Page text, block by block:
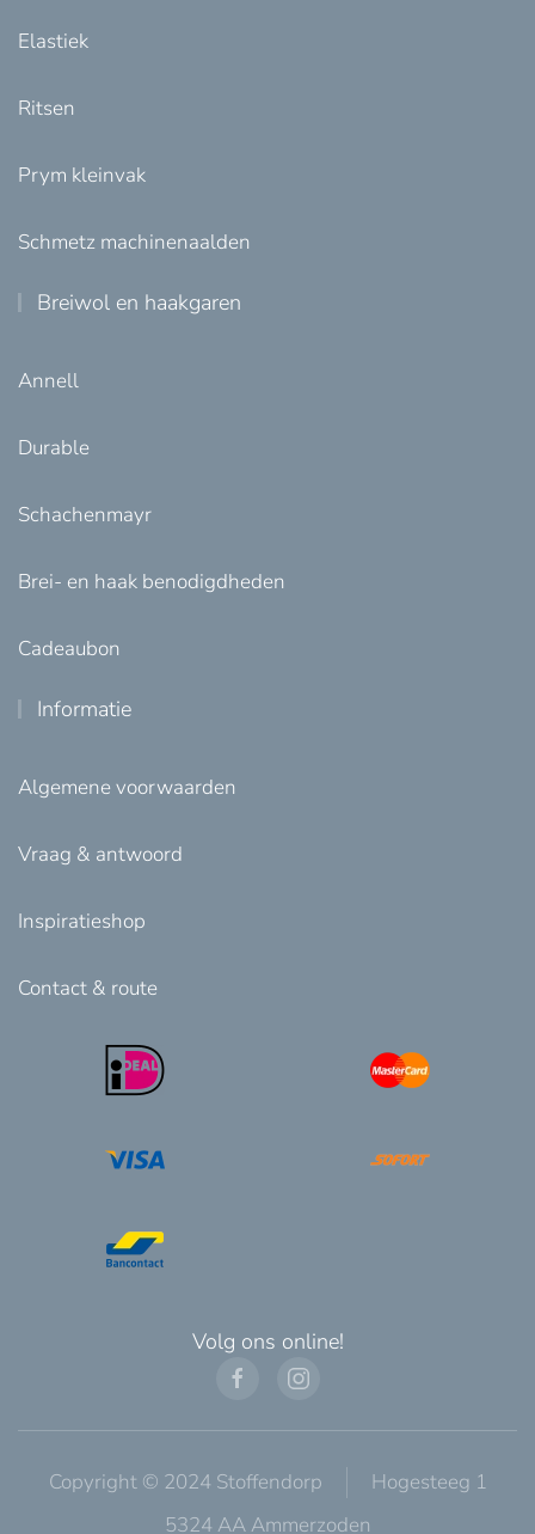
Elastiek
Ritsen
Prym kleinvak
Schmetz machinenaalden
Breiwol en haakgaren
Annell
Durable
Schachenmayr
Brei- en haak benodigdheden
Cadeaubon
Informatie
Algemene voorwaarden
Vraag & antwoord
Inspiratieshop
Contact & route
Volg ons online!
Copyright © 2024 Stoffendorp
Hogesteeg 1
5324 AA Ammerzoden